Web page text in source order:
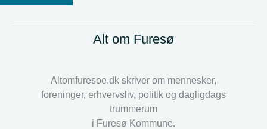
Alt om Furesø
Altomfuresoe.dk skriver om mennesker,
foreninger, erhvervsliv, politik og dagligdags
trummerum
i Furesø Kommune.